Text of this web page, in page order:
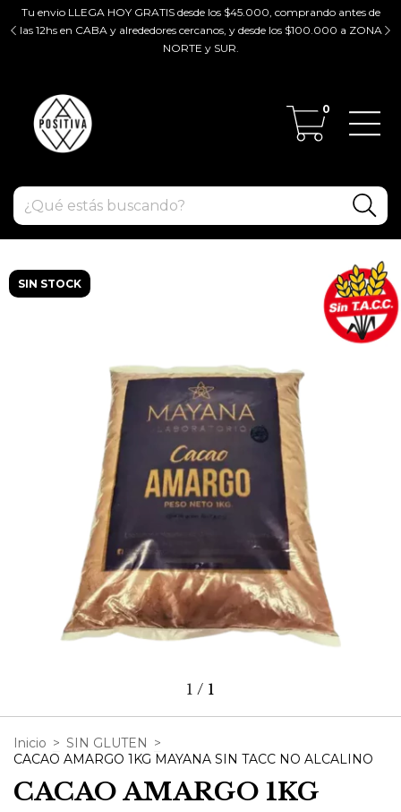
Tu envio LLEGA HOY GRATIS desde los $45.000, comprando antes de
las 12hs en CABA y alrededores cercanos, y desde los $100.000 a ZONA
NORTE y SUR.
0
SIN STOCK
1 / 1
Inicio > SIN GLUTEN >
CACAO AMARGO 1KG MAYANA SIN TACC NO ALCALINO
CACAO AMARGO 1KG